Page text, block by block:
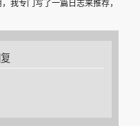
我专门写了一篇日志来推荐，